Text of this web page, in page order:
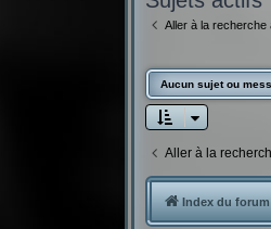
Aller à la recherche
Aucun sujet ou
Aller à la
Index du forum